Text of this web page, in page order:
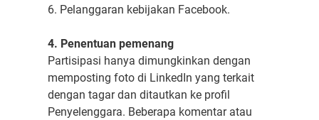
6. Pelanggaran kebijakan Facebook.
4. Penentuan pemenang
Partisipasi hanya dimungkinkan dengan
memposting foto di LinkedIn yang terkait
dengan tagar dan ditautkan ke profil
Penyelenggara. Beberapa komentar atau